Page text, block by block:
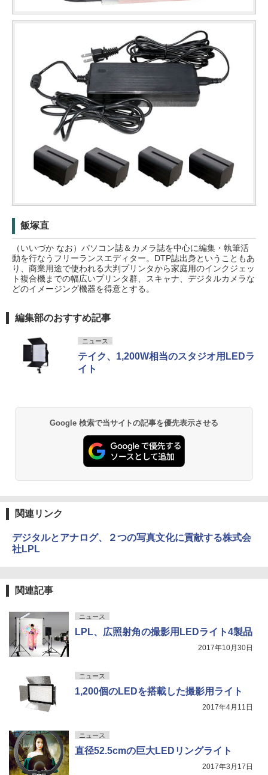
飯塚直
（いいづか なお）パソコン誌＆カメラ誌を中心に編集・執筆活
動を行なうフリーランスエディター。DTP誌出身ということもあ
り、商業用途で使われる大判プリンタから家庭用のインクジェッ
ト複合機までの幅広いプリンタ群、スキャナ、デジタルカメラな
どのイメージング機器を得意とする。
編集部のおすすめ記事
ニュース
テイク、1,200W相当のスタジオ用LEDラ
イト
Google 検索で当サイトの記事を優先表示させる
関連リンク
デジタルとアナログ、２つの写真文化に貢献する株式会
社LPL
関連記事
ニュース
LPL、広照射角の撮影用LEDライト4製品
2017年10月30日
ニュース
1,200個のLEDを搭載した撮影用ライト
2017年4月11日
ニュース
直径52.5cmの巨大LEDリングライト
2017年3月17日